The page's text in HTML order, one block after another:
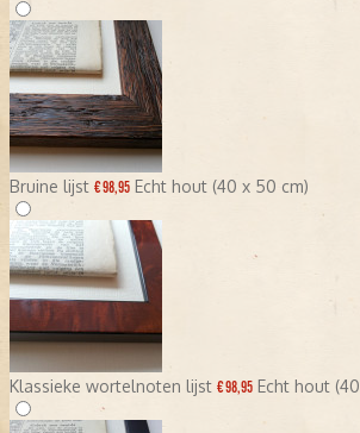
Bruine lijst € 98,95 Echt hout (40 x 50 cm)
Klassieke wortelnoten lijst € 98,95 Echt hout